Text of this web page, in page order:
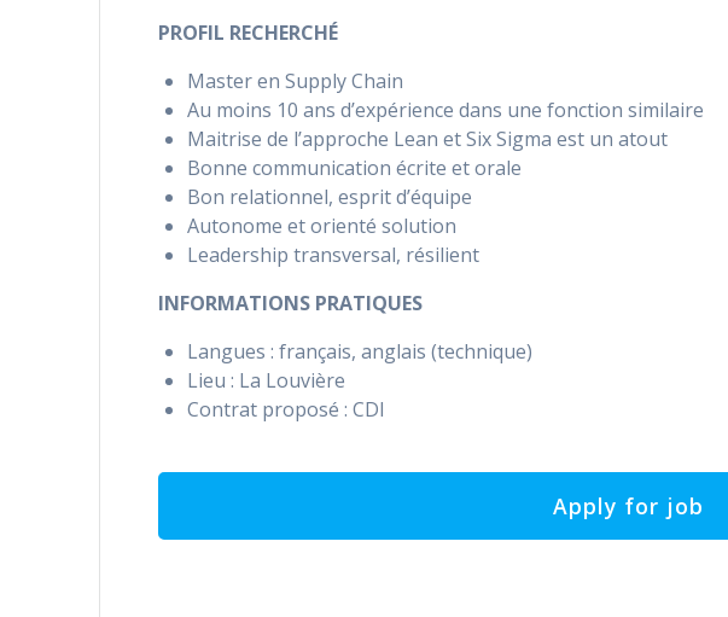
PROFIL RECHERCHÉ
Master en Supply Chain
Au moins 10 ans d’expérience dans une fonction similaire
Maitrise de l’approche Lean et Six Sigma est un atout
Bonne communication écrite et orale
Bon relationnel, esprit d’équipe
Autonome et orienté solution
Leadership transversal, résilient
INFORMATIONS PRATIQUES
Langues : français, anglais (technique)
Lieu : La Louvière
Contrat proposé : CDI